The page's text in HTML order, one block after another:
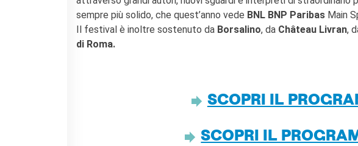
Incontro italo-francesi sul
mondo di domani
La Notte delle Idee
Operazioni artistiche
sempre più solido, che quest’anno vede BNL BNP Paribas Main
Il festival è inoltre sostenuto da Borsalino, da Château Livran,
di Roma.
SCOPRI IL
SCOPRI IL